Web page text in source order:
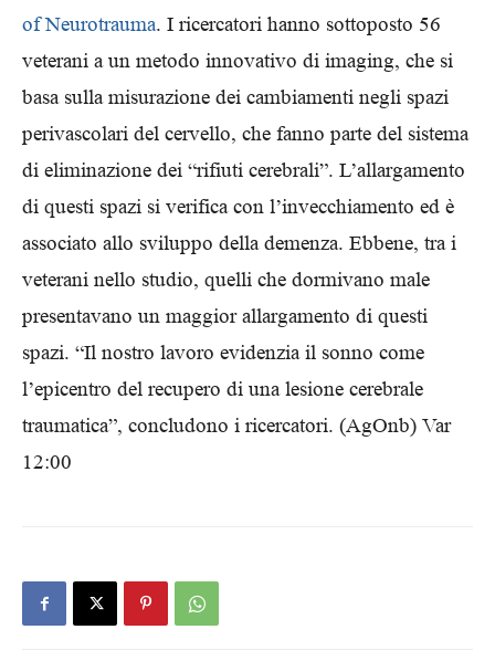
of Neurotrauma. I ricercatori hanno sottoposto 56
veterani a un metodo innovativo di imaging, che si
basa sulla misurazione dei cambiamenti negli spazi
perivascolari del cervello, che fanno parte del sistema
di eliminazione dei “rifiuti cerebrali”. L’allargamento
di questi spazi si verifica con l’invecchiamento ed è
associato allo sviluppo della demenza. Ebbene, tra i
veterani nello studio, quelli che dormivano male
presentavano un maggior allargamento di questi
spazi. “Il nostro lavoro evidenzia il sonno come
l’epicentro del recupero di una lesione cerebrale
traumatica”, concludono i ricercatori. (AgOnb) Var
12:00